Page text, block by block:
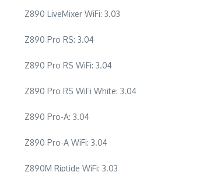
Z890 LiveMixer WiFi: 3.03
Z890 Pro RS: 3.04
Z890 Pro RS WiFi: 3.04
Z890 Pro RS WiFi White: 3.04
Z890 Pro-A: 3.04
Z890 Pro-A WiFi: 3.04
Z890M Riptide WiFi: 3.03